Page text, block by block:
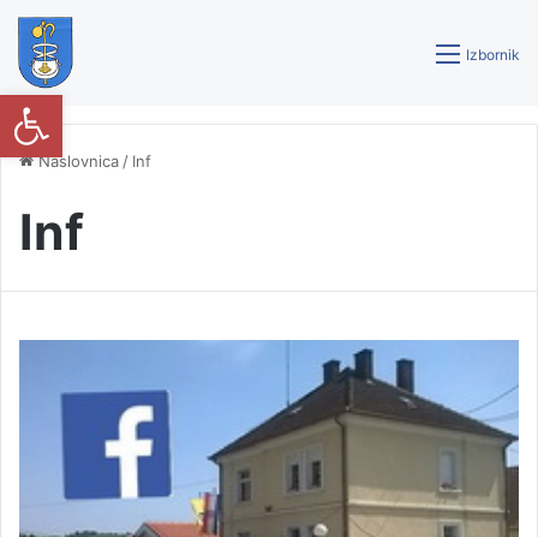
Izbornik
Naslovnica / Inf
Inf
Open toolbar